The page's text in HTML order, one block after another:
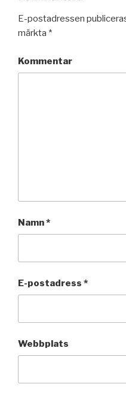
E-postadressen
märkta *
Kommentar
Namn*
E-postadress *
Webbplats